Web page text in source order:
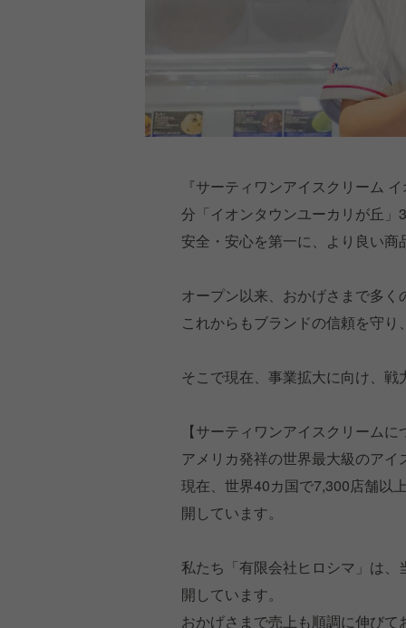
『サーティワンアイスクリーム
分「イオンタウンユーカリが丘
安全・安心を第一に、より良い
オープン以来、おかげさまで多
これからもブランドの信頼を守
そこで現在、事業拡大に向け、
【サーティワンアイスクリームに
アメリカ発祥の世界最大級のア
現在、世界40カ国で7,300店舗以
開しています。
私たち「有限会社ヒロシマ」は
開しています。
おかげさまで売上も順調に伸び